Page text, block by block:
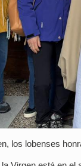
los lobenses